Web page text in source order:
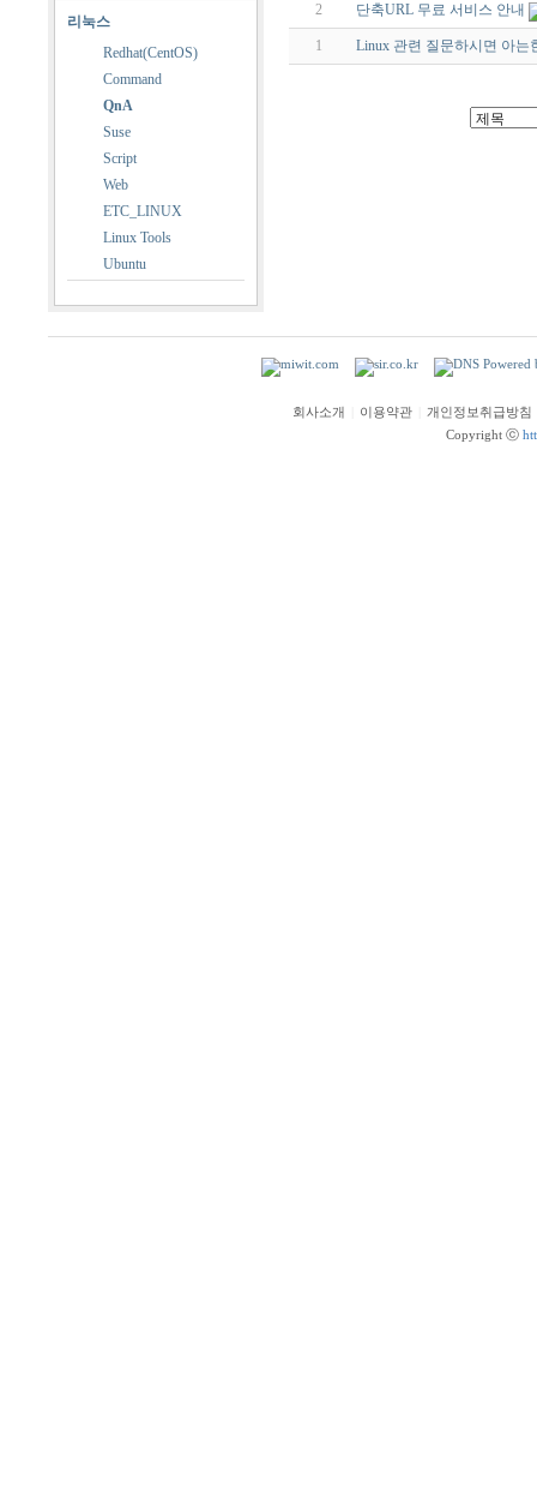
리눅스
Redhat(CentOS)
Command
QnA
Suse
Script
Web
ETC_LINUX
Linux Tools
Ubuntu
2 단축URL 무료 서비스 안내
1 Linux 관련 질문하시면 아는
회사소개 이용약관
개인정보취급방침
Copyright ⓒ